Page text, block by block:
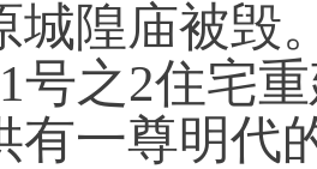
城隍庙被毁
号之2住宅
有一尊明代